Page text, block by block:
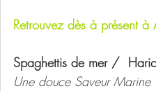
Retrouvez dès à présent
Spaghettis de mer /
Une douce Saveur Marine